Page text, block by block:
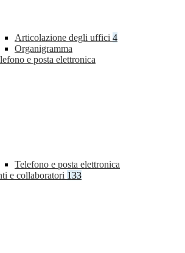
Articolazione degli uffici 4
Organigramma
e posta elettronica
Telefono e posta elettronica
e collaboratori 133